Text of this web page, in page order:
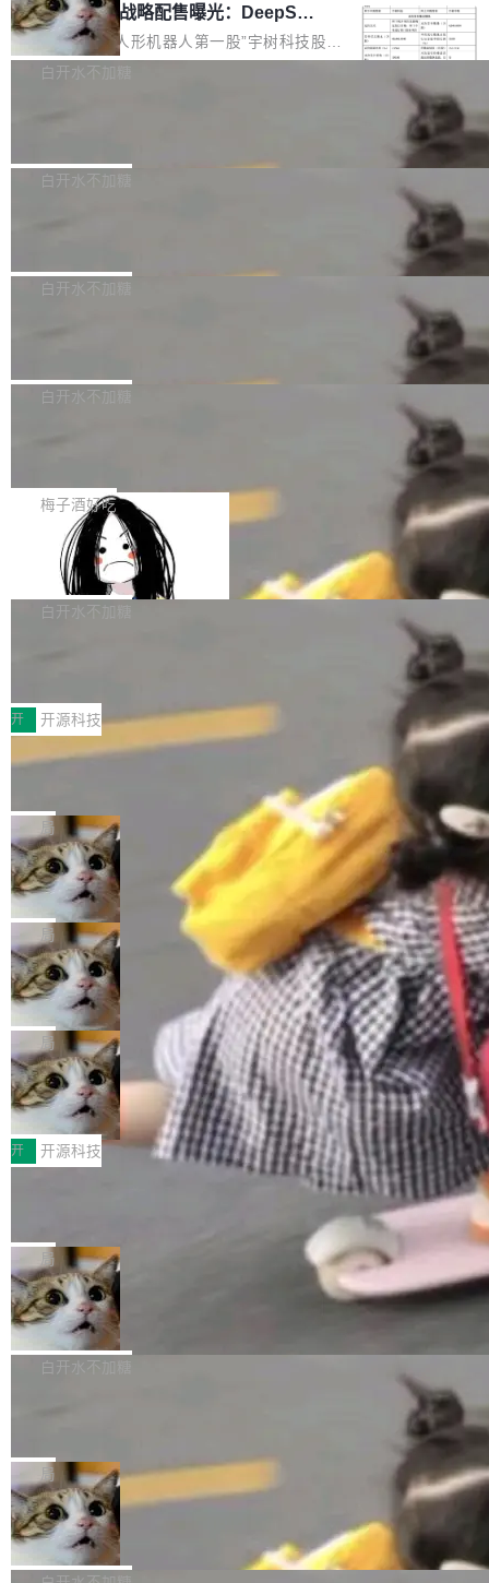
器 Prime Agent 的架构和市面上大多数 coding
agent 有本质区别。大多数 agent harness 的设
计是基于早期模型的能力—...
但它可能是主流开源项目中关于 AI 辅助贡献最
细致的一份规则。 政策的核心只有一句话：LLM
可以用来分析、提炼、审阅、建议，但不能用来
不得生成涉及安全性的关键变更，除非作者本身
宇树科技 IPO 战略配售曝光：DeepSe
ek 获配 93.3 万股，锁定 36 个月
8月6日晚间，“人形机器人第一股”宇树科技股份
有限公司披露IPO发行价格及战略配售结果，杭
36个月。 公告显示，本次宇树科技战略配售对
员工参与设立的专项资产管理计划。其中，Dee
获配9...
白开水不加糖
Bug fixes and enhancements 修复多次传递同
一个回归问题，该问题导致拉取镜像时会拒绝包
题，该问题可能导致在旧版 Linux 内核...
白开水不加糖
e 孵化器项目管理委员会（IPMC）投票中获得
P）！这一里程碑不仅标志着 Fluss 迈入新的发
白开水不加糖
长期停止内容更新，未能实现其作为“AI版维基百
提交的编辑请求也长期处于待处理状态。 Groki
pedia 于去年底上线，定位为由人工智能生成内
容的百科平台，被马斯克视为传统众包百科网站
维基百科的替代方案。Lawfare 调查发现，无论
热门页面还是低关注度页面，均未出现近期更
白开水不加糖
是这样的：配 MessageSource 的 Bean、写 R
eloadableResourceBundleMessageSource、
声明 LocaleResolver、注册 LocaleChangeInt
erceptor…五六步之后才能看到第一行翻译文
本。 Solon 换了个方式。整个 i18n 模块围绕三
梅子酒好吃
Apache Doris 4.1 全面增强 Iceberg：
支持 UPDATE、MERGE INTO 与 Iceb
erg V3
Apache Doris 4.1 要补齐的，正是缺失的那一
半。在已有查询能力的基础上，Doris 进一步支
常维护操作，并完整支持 Iceberg V3 格式。
白开水不加糖
村国家自主创新示范区会议中心开幕。本届大会
由中关村智联软件服务业质量创新联盟主办，以
“智构可信·质创未来——AI原生时代的质量新范
式”为主题，直面AI从实验室走向规模化产业落地
的核心质量命题。会上，《2026智能研发生产力
工具选型手册》发布，Testin云测的Testin XAge
nt智能测试系统入选AI测试领域代表产品。对CI
O而言，这提示了一个转变：AI测试正在从效率
工具升级为企业的质量基础设施。 CIO面对的新
现实 过去两年，CIO们的焦虑清单上多了两项：
一是如何让大模型和智能体应用安全地从PoC走
向生产，二是如何让测试团队跟得上AI应用...
开 开源科技
让非法状态不可表示：一篇关于 ADT
有一种东西，一旦用过就回不去了。Alex Fedos
eev 管它叫"软件设计的基石"。 他说的东西不新
鲜——代数数据类型（ADT），尤其是和类型
（sum type）。但他说清楚了一件事：这不是类
型系统的学术体操，是日常编码的思维方式。 文
章从一个简单的例子切入。一个网站的深色主题
设置，如果用布尔值 + 可空字段来表示——bool
ean 表示是否可切换，nullable 的默认模式、浅
色方案、深色方案——会产生大量无意义的组
合。方案缺了、配置冲突了、全 null 了。要知道
哪些组合有效，作者说，你得靠"文档、校验、或
者部落知识"。 换个写法。Rust 的 enum，两个
变体：Switchable...
局
Cloudflare 开源内部企业 AI 平台 Clou
dflare OS
Cloudflare 发布了一个开源项目 Cloudflare O
S。如果你只看官方博客，你会觉得这是又一
个"AI 知识库 + 聊天机器人"——每个大厂都在
做，没什么新鲜的。 但 Kenton Varda 在 Twitte
r 上把事情说清楚了： 今天我们发布了 Cloudfla
re OS，一个带连接器的聊天机器人，跟其他所
有科技公司做的一样。只不过，实际上它不一
样。这是 Sandstorm.io 的重制版，我十年前的
那个创业公司。不同的是，这次它构建在 Cloudf
lare Workers 上——我花了九年时间搭建的平台
——并且深度集成了 AI。这基本上是我十年秘密
局
Deno 团队开源 Celld，可自托管的分
布式 Durable Objects
Ryan Dahl 领导的 Deno 团队推出了最新开源项
目 Celld，一个能在自己机器上运行 Cloudflare
Workers 和 Durable Objects 的守护进程。 设
计思路很直接：每个对象是一个独立的 SQLite
数据库，按名称寻址，复制到你自己的 S3 兼容
存储库里。节点之间只通过这个存储库协调——
没有控制平面，没有共识协议。每个对象自带一
个小型数据库，应用天然按分片构建，单个数据
库的竞争和爆炸半径问题在设计层面就被消除
了。 闲置的 cell 会休眠到几乎不占资源。当 cel
l 迁移或唤醒时，新宿主从 S3 恢复 SQLite 数据
库继续执行。存储库是持久化的唯一真相...
局
鲁大师7月新机性能/流畅/AI榜：vivo夺
性能、流畅双第一，三星Galaxy Z系列
新折叠缺席
2026年7月的手机市场，由于存储等硬件成本暴
增，手机厂商的日子也不好过啊，新机速度明显
放缓，因此硝烟味淡了许多。新机参数规格除开
高价的三星折叠（三星Galaxy Z Fold8 Ultra / Z
Fold8 / Z Flip8）外，其余要么是中低端机器，
例如iQOO Z11i、REDMI Note 17、REDMI No
te 17 Pro、OPPO K15，要么是vivo X300 E这
样的次旗舰。 Galaxy Z Fold8 Ultra / Z Fold8 /
Z Flip8三款折叠屏新机均在7月22日发布，且全
部搭载骁龙8 Elite Gen5 for Galaxy，它们本该
开 开源科技
Zed 编辑器团队发布了新项目——DeltaDB，一
个在 git commit 之间记录每一次编辑操作的版
本控制系统。目前处于 Early Access 阶段。 De
ltaDB 的核心思路直接写在 landing page 最显
眼的位置：「Software is made between com
mits」——软件是在 commit 之间写出来的。git
是把这段空隙补上。 回退到任何一次编辑：Delt
aDB 捕获 commit 之间的每一次操作，...
局
SpaceXAI 单季资本开支达 183 亿美元
根据风险投资人Tomer Tunguz 博客（VC 分
析）披露的最新分析与第二季度业绩报告，Spac
微软同期总资本开支的四成。 与亚马逊、Alpha
bet、微软以及 Meta 等传统科技巨头相比，Spa
ceXAI的资金消耗速度尤为引人瞩目。然而，支
撑庞大支出的资金来源却呈现出截然不同的面
貌。数据显示，微软和 Meta 主要依托充沛的经
白开水不加糖
一个在终端里运行的编程 agent；Muse Spark
1.2，驱动这个 agent 的新模型。一句话概括：
你可以用 curl -fsSL https://dev.meta.ai/install.
sh | bash 安装一个能在大项目里自动规划、写
代码、验证结果的 AI 终端工具。 据介绍，Muse
局
美团开源 LoHoSearch，用知识图谱校
准 AI 能力认知
机器出题的前提，是让机器拥有全局视野。整个
构建流程可以分为四个环节：建图 → 控制难度